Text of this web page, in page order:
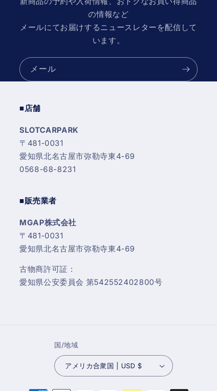
の情報など
メールにてお届けするニュースレターを配信して
います。
メール
■店舗
SLOTCARPARK
〒481-0031
愛知県北名古屋市弥勒寺東4-69
0568-68-8231
■販売業者
MGAP株式会社
〒481-0031
愛知県北名古屋市弥勒寺東4-69
古物商許可証：
愛知県公安委員会 第542552402800号
国/地域
アメリカ合衆国 | USD $